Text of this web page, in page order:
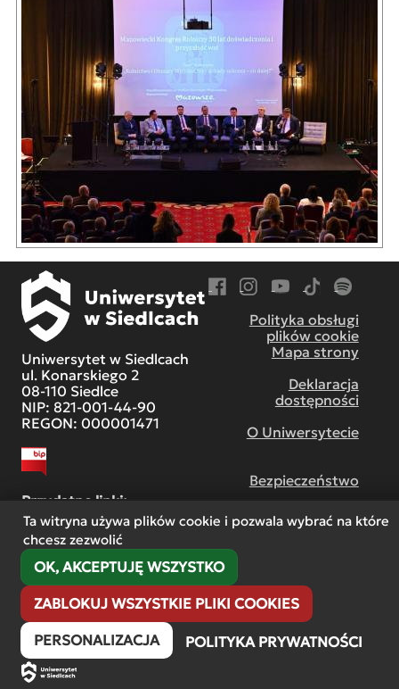
Ta witryna używa plików cookie i pozwala wybrać na które
chcesz zezwolić
OK, AKCEPTUJĘ WSZYSTKO
ZABLOKUJ WSZYSTKIE PLIKI COOKIES
PERSONALIZACJA POLITYKA PRYWATNOŚCI
Uniwersytet w Siedlcach
ul. Konarskiego 2
08-110 Siedlce
NIP: 821-001-44-90
REGON: 000001471
Przydatne linki:
Centrum współpracy
międzynarodowej
Polityka obsługi
plików cookie
Mapa strony
Deklaracja
dostępności
O Uniwersytecie
Bezpieczeństwo